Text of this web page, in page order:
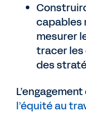
capables
mesurer
tracer les
des
l’équité au